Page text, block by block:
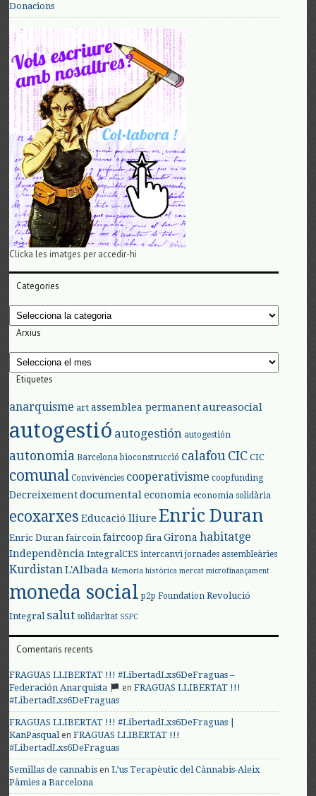
Donacions
Clicka les imatges per accedir-hi
Categories
Categories
Arxius
Arxius
Etiquetes
anarquisme art assemblea permanent aureasocial
autogestió autogestión autogestión
autonomia Barcelona bioconstrucció calafouCIC CIC
comunal Convivències cooperativisme coopfunding
Decreixement documental economia economia solidària
ecoxarxes Educació lliure Enric Duran
Enric Duran faircoin faircoop fira Girona habitatge
Independència IntegralCES intercanvi jornades assembleàries
KurdistanL'Albada Memòria històrica mercat microfinançament
moneda social p2p Foundation Revolució
Integral salut solidaritat SSPC
Comentaris recents
FRAGUAS LLIBERTAT !!! #LibertadLxs6DeFraguas –
Federación Anarquista
enFRAGUAS LLIBERTAT !!!
#LibertadLxs6DeFraguas
FRAGUAS LLIBERTAT !!! #LibertadLxs6DeFraguas |
KanPasqualenFRAGUAS LLIBERTAT !!!
#LibertadLxs6DeFraguas
Semillas de cannabis enL’us Terapèutic del Cànnabis-Aleix
Pàmies a Barcelona